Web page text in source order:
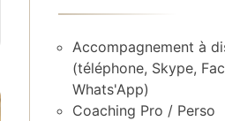
Accompagnement à
(téléphone, Skype,
Whats'App)
Coaching Pro / Perso